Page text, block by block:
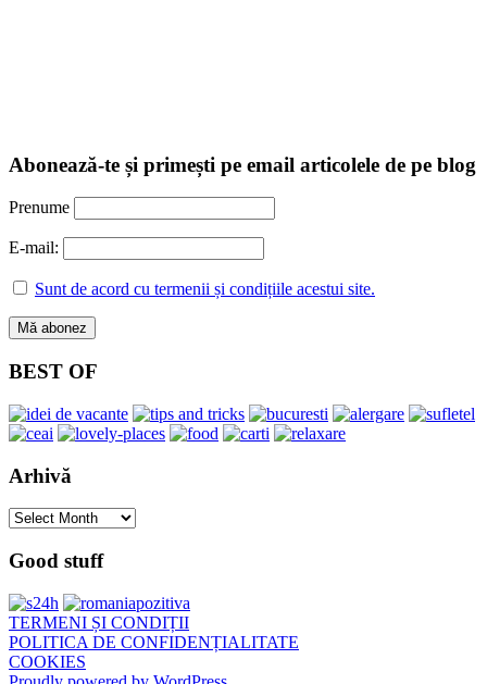
Abonează-te și primești pe email articolele de pe blog
Prenume
E-mail:
Sunt de acord cu termenii și condițiile acestui site.
BEST OF
Arhivă
Arhivă
Good stuff
TERMENI ȘI CONDIȚII
POLITICA DE CONFIDENȚIALITATE
COOKIES